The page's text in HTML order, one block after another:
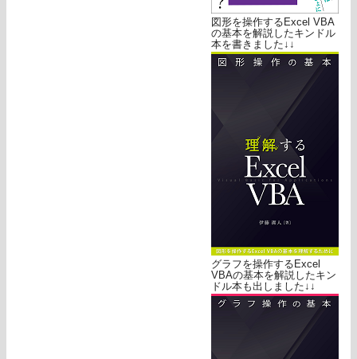
図形を操作するExcel VBA
の基本を解説したキンドル
本を書きました↓↓
グラフを操作するExcel
VBAの基本を解説したキン
ドル本も出しました↓↓